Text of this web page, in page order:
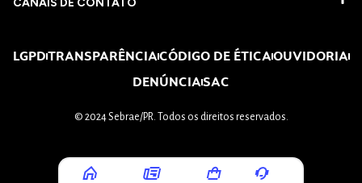
CANAIS DE CONTATO
LGPDTRANSPARÊNCIACÓDIGO DE ÉTICAOUVIDORIA
DENÚNCIASAC
© 2024 Sebrae/PR. Todos os direitos reservados.